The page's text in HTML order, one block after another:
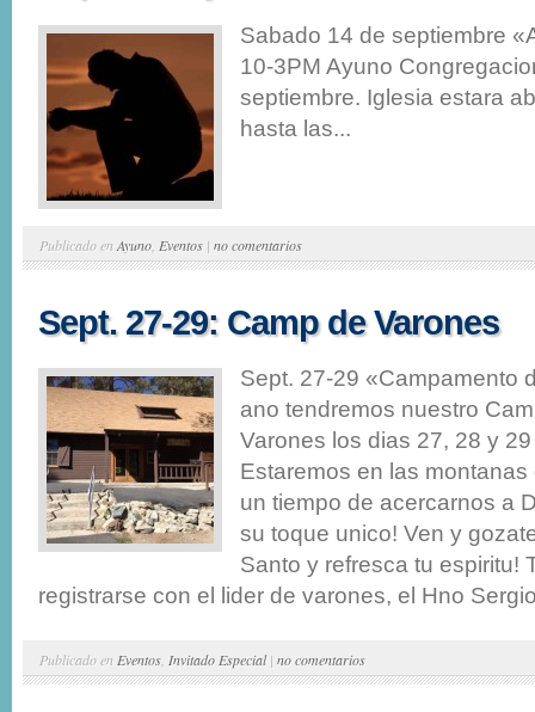
Sabado 14 de septiembre
10-3PM Ayuno
septiembre. Iglesia estara
hasta las...
Publicado en Ayuno Eventos | no comentarios
Sept. 27-29: Camp de Varones
Sept. 27-29 «Campamento
ano tendremos nuestro
Varones los dias 27, 28 y
Estaremos en las
un tiempo de acercarnos a
su toque unico! Ven y
Santo y refresca tu espiritu!
registrarse con el lider de varones, el Hno
Publicado en Eventos Invitado Especial| no comentarios